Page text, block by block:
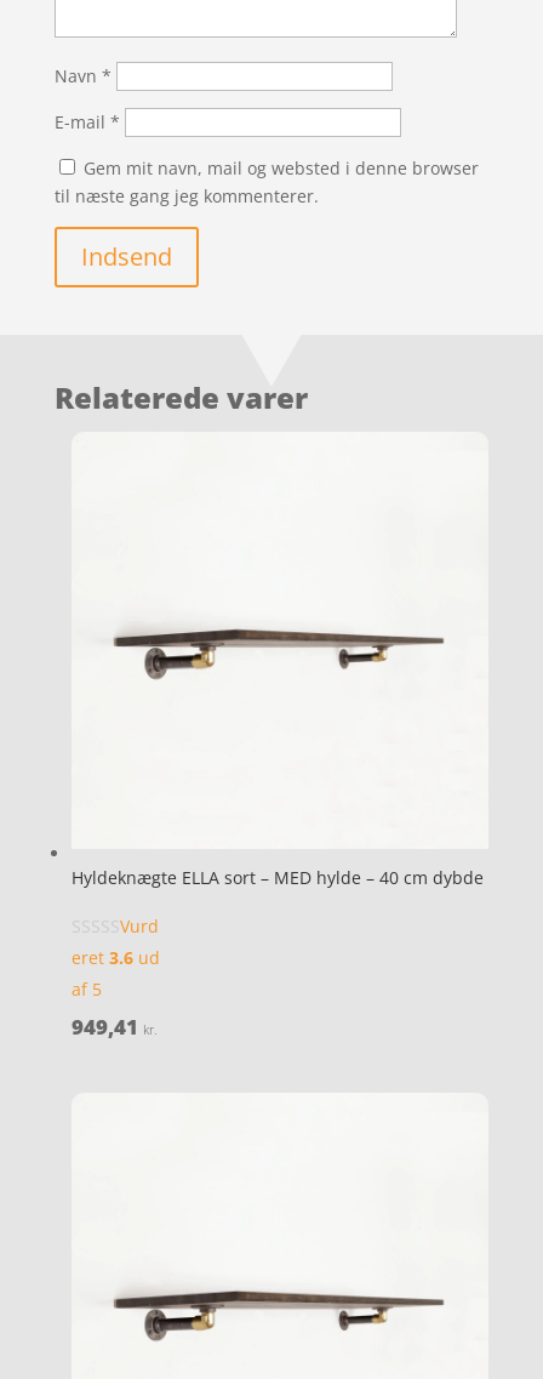
Navn *
E-mail *
Gem mit navn, mail og websted i denne browser
til næste gang jeg kommenterer.
Indsend
Relaterede varer
Hyldeknægte ELLA sort – MED hylde – 40 cm dybde
Vurd
eret 3.6ud
af 5
949,41 kr.